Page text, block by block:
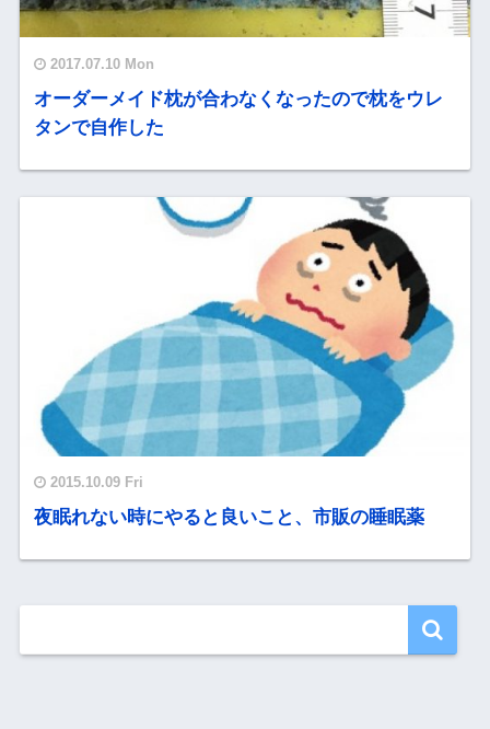
2017.07.10 Mon
オーダーメイド枕が合わなくなったので枕をウレ
タンで自作した
2015.10.09 Fri
夜眠れない時にやると良いこと、市販の睡眠薬